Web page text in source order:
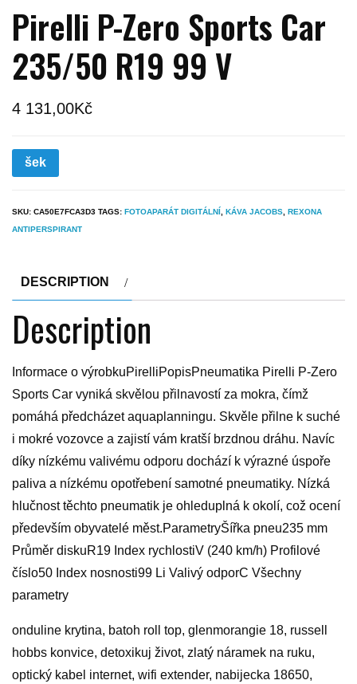
Pirelli P-Zero Sports Car
235/50 R19 99 V
4 131,00Kč
šek
SKU: CA50E7FCA3D3 TAGS: FOTOAPARÁT DIGITÁLNÍ , KÁVA JACOBS, REXONA
ANTIPERSPIRANT
DESCRIPTION
Description
Informace o výrobkuPirelliPopisPneumatika Pirelli P-Zero
Sports Car vyniká skvělou přilnavostí za mokra, čímž
pomáhá předcházet aquaplanningu. Skvěle přilne k suché
i mokré vozovce a zajistí vám kratší brzdnou dráhu. Navíc
díky nízkému valivému odporu dochází k výrazné úspoře
paliva a nízkému opotřebení samotné pneumatiky. Nízká
hlučnost těchto pneumatik je ohleduplná k okolí, což ocení
především obyvatelé měst.ParametryŠířka pneu235 mm
Průměr diskuR19 Index rychlostiV (240 km/h) Profilové
číslo50 Index nosnosti99 Li Valivý odporC Všechny
parametry
onduline krytina, batoh roll top, glenmorangie 18, russell
hobbs konvice, detoxikuj život, zlatý náramek na ruku,
optický kabel internet, wifi extender, nabijecka 18650,